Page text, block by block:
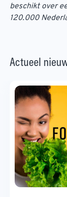
beschikt over
120.000
Actueel